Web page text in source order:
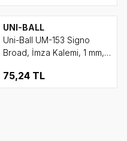
UNI-BALL
Uni-Ball UM-153 Signo
Broad, İmza Kalemi, 1 mm,
75,24 TL